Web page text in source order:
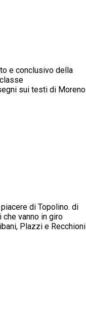
e conclusivo della
sui testi di Moreno
di Topolino. di
vanno in giro
Plazzi e Recchioni